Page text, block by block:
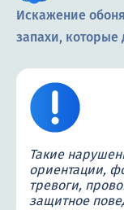
Искажение
запахи, которые
Такие
ориентации,
тревоги,
защитное